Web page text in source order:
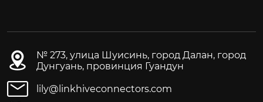
№ 273, улица Шуисинь, город Далан, город
Дунгуань, провинция Гуандун
lily@linkhiveconnectors.com